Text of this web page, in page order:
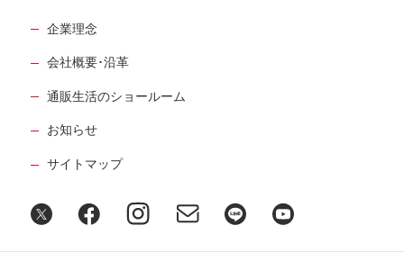
企業理念
会社概要･沿革
通販生活のショールーム
お知らせ
サイトマップ